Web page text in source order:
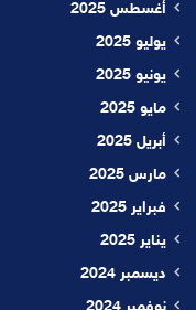
أغسطس 2025
يوليو 2025
يونيو 2025
مايو 2025
أبريل 2025
مارس 2025
فبراير 2025
يناير 2025
ديسمبر 2024